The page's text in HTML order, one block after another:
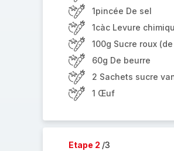
1pincée De sel
1càc Levure
100g Sucre roux
60g De beurre
2 Sachets sucre
1 Œuf
Etape 2 /3